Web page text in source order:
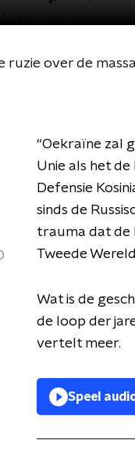
ruzie over de
“Oekraïne zal
Unie als het de
Defensie
sinds de
trauma dat de
Tweede
Wat is de
de loop der
vertelt meer.
Speel